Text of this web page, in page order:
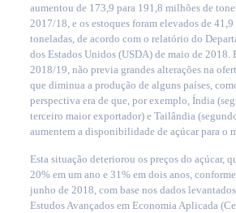
aumentou de 173,9 para 191,8 milhões de
2017/18, e os estoques foram elevados de
toneladas, de acordo com o relatório do
dos Estados Unidos (USDA) de maio de 2018.
2018/19, não previa grandes alterações na
que diminua a produção de alguns países,
perspectiva era de que, por exemplo, Índia
terceiro maior exportador) e Tailândia
aumentem a disponibilidade de açúcar para o
Esta situação deteriorou os preços do açúcar,
20% em um ano e 31% em dois anos,
junho de 2018, com base nos dados
Estudos Avançados em Economia Aplicada